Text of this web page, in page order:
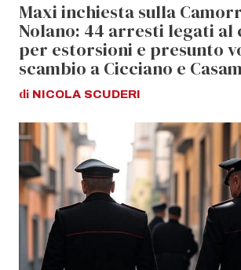
Maxi inchiesta sulla
Nolano: 44 arresti legati al
per estorsioni e presunto
scambio a Cicciano e
di NICOLA SCUDERI